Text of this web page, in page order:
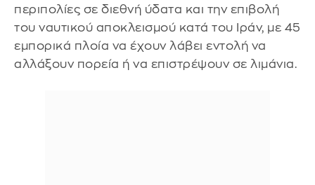
περιπολίες σε διεθνή ύδατα και την επιβολή
του ναυτικού αποκλεισμού κατά του Ιράν, με 45
εμπορικά πλοία να έχουν λάβει εντολή να
αλλάξουν πορεία ή να επιστρέψουν σε λιμάνια.